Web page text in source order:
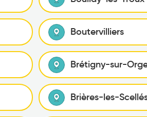
Boutervilliers
Brétigny-sur-
Brières-les-